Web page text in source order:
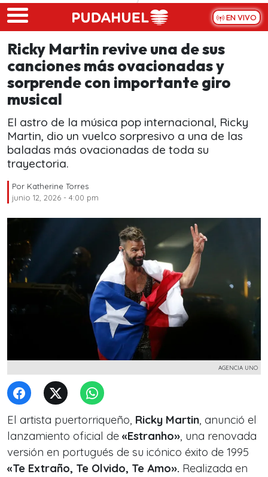
Skip to main content
EN VIVO
Ricky Martin revive una de sus
canciones más ovacionadas y
sorprende con importante giro
musical
El astro de la música pop internacional, Ricky
Martin, dio un vuelco sorpresivo a una de las
baladas más ovacionadas de toda su
trayectoria.
Por Katherine Torres
junio 12, 2026 - 4:00 pm
AGENCIA UNO
El artista puertorriqueño, Ricky Martin, anunció el
lanzamiento oficial de «Estranho», una renovada
versión en portugués de su icónico éxito de 1995
«Te Extraño, Te Olvido, Te Amo». Realizada en